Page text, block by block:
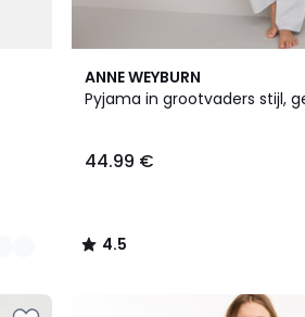
ANNE WEYBURN
Pyjama in grootvaders stijl,
44.99 €
4.5
/ 5
4.5
/